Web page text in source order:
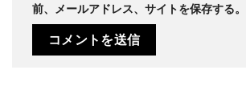
前、メールアドレス、サイトを保存する。